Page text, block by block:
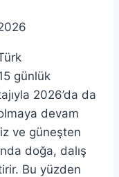
günlük
2026’da da
devam
ve güneşten
doğa, dalış
Bu yüzden